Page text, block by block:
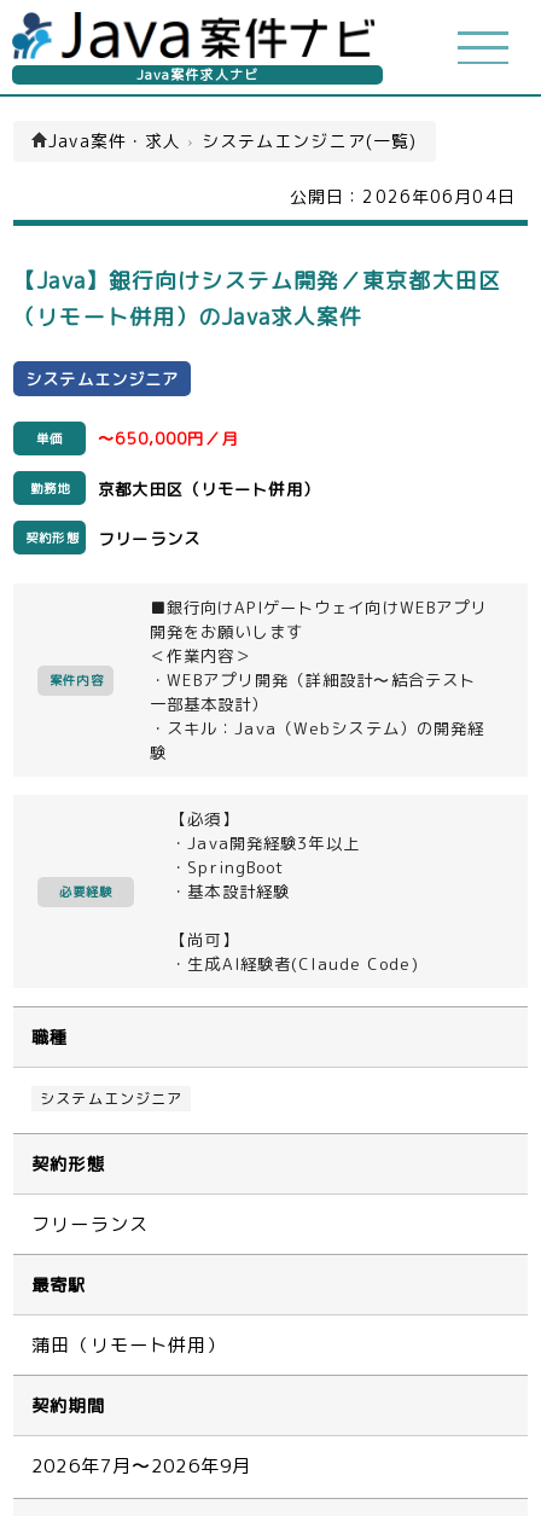
Java案件求人ナビ
Java案件・求人 › システムエンジニア(一覧)
公開日： 2026年06月04日
【Java】銀行向けシステム開発／東京都大田区
（リモート併用）のJava求人案件
システムエンジニア
単価 〜650,000円／月
勤務地 京都大田区（リモート併用）
契約形態 フリーランス
案件内容
■銀行向けAPIゲートウェイ向けWEBアプリ
開発をお願いします
＜作業内容＞
・WEBアプリ開発（詳細設計〜結合テスト
一部基本設計）
・スキル：Java（Webシステム）の開発経
験
必要経験
【必須】
・Java開発経験3年以上
・SpringBoot
・基本設計経験
【尚可】
・生成AI経験者(Claude Code)
職種
システムエンジニア
契約形態
フリーランス
最寄駅
蒲田（リモート併用）
契約期間
2026年7月〜2026年9月